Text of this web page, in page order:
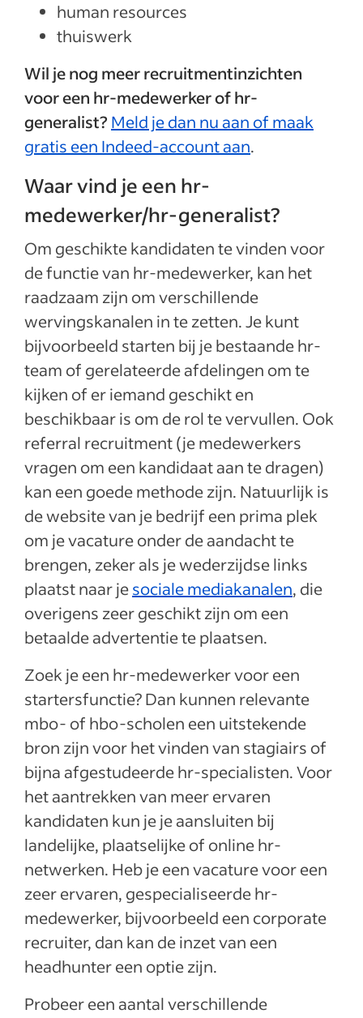
human resources
thuiswerk
Wil je nog meer recruitmentinzichten
voor een hr-medewerker of hr-
generalist? Meld je dan nu aan of maak
gratis een Indeed-account aan.
Waar vind je een hr-
medewerker/hr-generalist?
Om geschikte kandidaten te vinden voor
de functie van hr-medewerker, kan het
raadzaam zijn om verschillende
wervingskanalen in te zetten. Je kunt
bijvoorbeeld starten bij je bestaande hr-
team of gerelateerde afdelingen om te
kijken of er iemand geschikt en
beschikbaar is om de rol te vervullen. Ook
referral recruitment (je medewerkers
vragen om een kandidaat aan te dragen)
kan een goede methode zijn. Natuurlijk is
de website van je bedrijf een prima plek
om je vacature onder de aandacht te
brengen, zeker als je wederzijdse links
plaatst naar jesociale mediakanalen, die
overigens zeer geschikt zijn om een
betaalde advertentie te plaatsen.
Zoek je een hr-medewerker voor een
startersfunctie? Dan kunnen relevante
mbo- of hbo-scholen een uitstekende
bron zijn voor het vinden van stagiairs of
bijna afgestudeerde hr-specialisten. Voor
het aantrekken van meer ervaren
kandidaten kun je je aansluiten bij
landelijke, plaatselijke of online hr-
netwerken. Heb je een vacature voor een
zeer ervaren, gespecialiseerde hr-
medewerker, bijvoorbeeld een corporate
recruiter, dan kan de inzet van een
headhunter een optie zijn.
Probeer een aantal verschillende